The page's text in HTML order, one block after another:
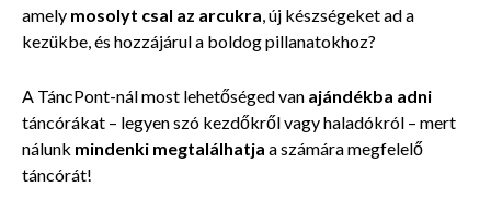
amely mosolyt csal az arcukra, új készségeket ad a
kezükbe, és hozzájárul a boldog pillanatokhoz?
A TáncPont-nál most lehetőséged van ajándékba adni
táncórákat – legyen szó kezdőkről vagy haladókról – mert
nálunk mindenki megtalálhatja a számára megfelelő
táncórát!